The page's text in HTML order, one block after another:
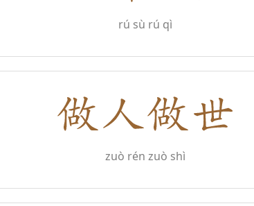
rú sù rú qì
zuò rén zuò shì